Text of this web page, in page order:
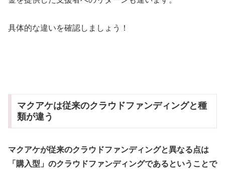
具体的な違いを確認しましょう！
マクアケは従来のクラウドファンディングと種
類が違う
マクアケが従来のクラウドファンディングと異なる点は
「購入型」のクラウドファンディングであるということで